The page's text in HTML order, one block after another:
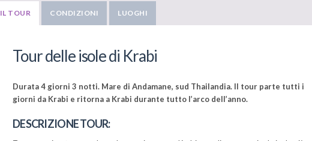
IL TOUR CONDIZIONI LUOGHI
Tour delle isole di Krabi
Durata 4 giorni 3 notti. Mare di Andamane, sud Thailandia. Il tour parte tutti i
giorni da Krabi e ritorna a Krabi durante tutto l’arco dell’anno.
DESCRIZIONE TOUR: